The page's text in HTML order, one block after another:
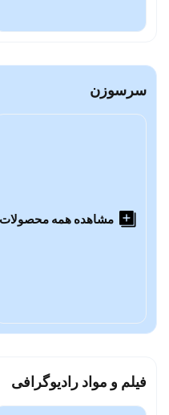
سرسوزن
مشاهده همه محصولات
فیلم و مواد رادیوگرافی